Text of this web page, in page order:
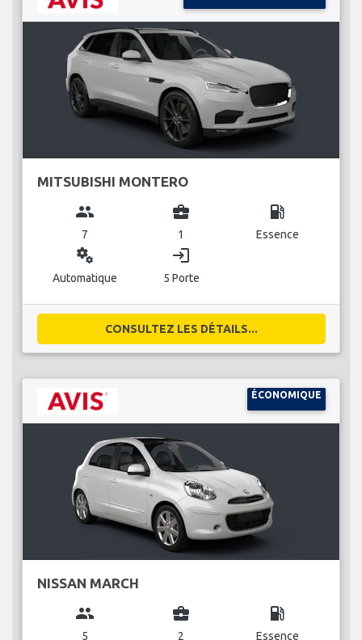
MITSUBISHI MONTERO
group
7
business_center
1
local_gas_station
Essence
miscellaneous_services
Automatique
login
5 Porte
CONSULTEZ LES DÉTAILS...
ÉCONOMIQUE
NISSAN MARCH
group
5
business_center
2
local_gas_station
Essence